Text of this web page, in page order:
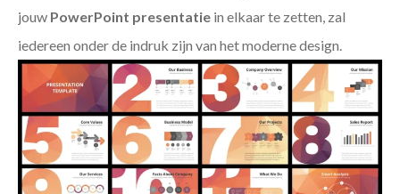
jouw PowerPoint presentatie in elkaar te zetten, zal
iedereen onder de indruk zijn van het moderne design.